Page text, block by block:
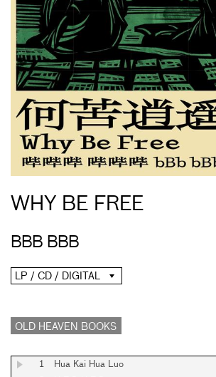
WHY BE FREE
BBB BBB
LP / CD / DIGITAL
OLD HEAVEN BOOKS
1 Hua Kai Hua Luo